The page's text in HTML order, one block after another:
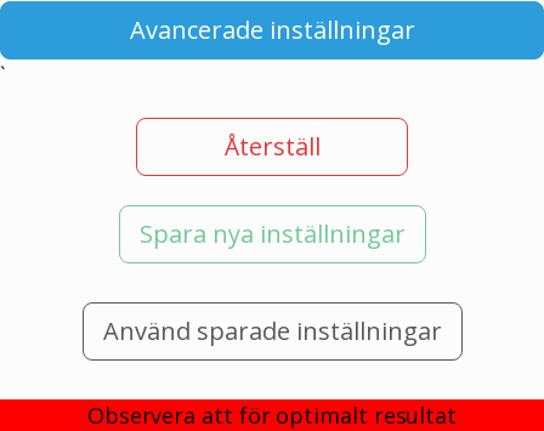
Avancerade inställningar
`
Återställ
Spara nya inställningar
Använd sparade inställningar
Observera att för optimalt resultat